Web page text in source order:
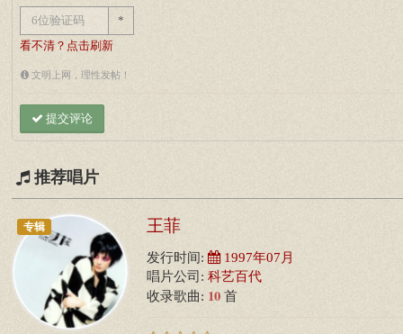
*
看不清？点击刷新
文明上网，理性发帖！
提交评论
推荐唱片
专辑 王菲
发行时间: 1997年07月
唱片公司: 科艺百代
收录歌曲: 10 首